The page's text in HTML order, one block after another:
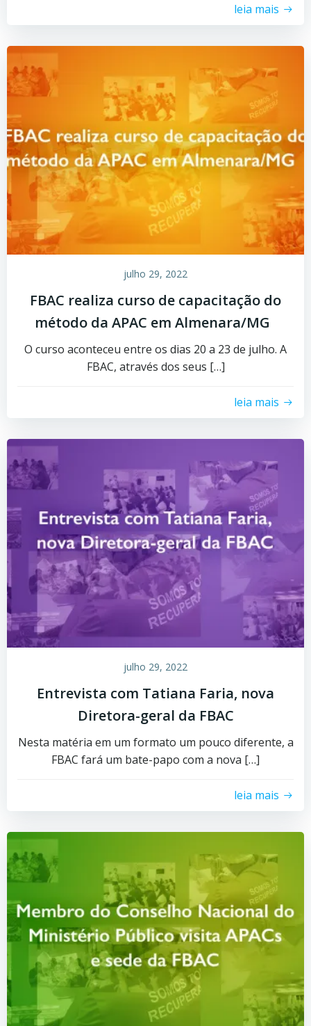
leia mais
julho 29, 2022
FBAC realiza curso de capacitação do
método da APAC em Almenara/MG
O curso aconteceu entre os dias 20 a 23 de julho. A
FBAC, através dos seus […]
leia mais
julho 29, 2022
Entrevista com Tatiana Faria, nova
Diretora-geral da FBAC
Nesta matéria em um formato um pouco diferente, a
FBAC fará um bate-papo com a nova […]
leia mais